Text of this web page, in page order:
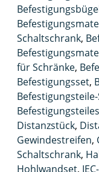
Schaltschrank,
für Schränke,
Befestigungsset,
Distanzstück,
Gewindestreifen,
Schaltschrank,
Hohlwandset,